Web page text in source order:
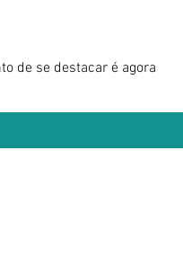
de se destacar é agora